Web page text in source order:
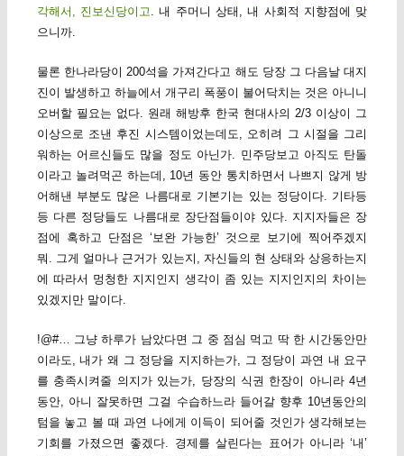
각해서, 진보신당이고. 내 주머니 상태, 내 사회적 지향점에 맞
으니까.
물론 한나라당이 200석을 가져간다고 해도 당장 그 다음날 대지
진이 발생하고 하늘에서 개구리 폭풍이 불어닥치는 것은 아니니
오버할 필요는 없다. 원래 해방후 한국 현대사의 2/3 이상이 그
이상으로 조낸 후진 시스템이었는데도, 오히려 그 시절을 그리
워하는 어르신들도 많을 정도 아닌가. 민주당보고 아직도 탄돌
이라고 놀려먹곤 하는데, 10년 동안 통치하면서 나쁘지 않게 방
어해낸 부분도 많은 나름대로 기본기는 있는 정당이다. 기타등
등 다른 정당들도 나름대로 장단점들이야 있다. 지지자들은 장
점에 혹하고 단점은 ‘보완 가능한’ 것으로 보기에 찍어주겠지
뭐. 그게 얼마나 근거가 있는지, 자신들의 현 상태와 상응하는지
에 따라서 멍청한 지지인지 생각이 좀 있는 지지인지의 차이는
있겠지만 말이다.
!@#… 그냥 하루가 남았다면 그 중 점심 먹고 딱 한 시간동안만
이라도, 내가 왜 그 정당을 지지하는가, 그 정당이 과연 내 요구
를 충족시켜줄 의지가 있는가, 당장의 식권 한장이 아니라 4년
동안, 아니 잘못하면 그걸 수습하느라 들어갈 향후 10년동안의
텀을 놓고 볼 때 과연 나에게 이득이 되어줄 것인가 생각해보는
기회를 가졌으면 좋겠다. 경제를 살린다는 표어가 아니라 ‘내’